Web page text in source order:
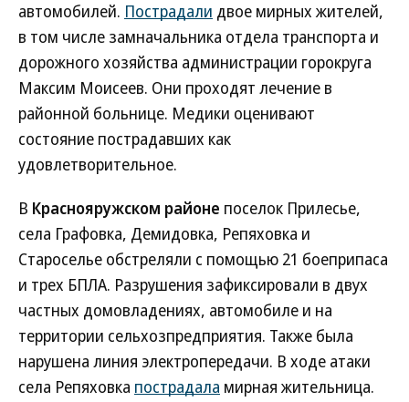
автомобилей. Пострадали двое мирных жителей,
в том числе замначальника отдела транспорта и
дорожного хозяйства администрации горокруга
Максим Моисеев. Они проходят лечение в
районной больнице. Медики оценивают
состояние пострадавших как
удовлетворительное.
В Краснояружском районе поселок Прилесье,
села Графовка, Демидовка, Репяховка и
Староселье обстреляли с помощью 21 боеприпаса
и трех БПЛА. Разрушения зафиксировали в двух
частных домовладениях, автомобиле и на
территории сельхозпредприятия. Также была
нарушена линия электропередачи. В ходе атаки
села Репяховка пострадала мирная жительница.